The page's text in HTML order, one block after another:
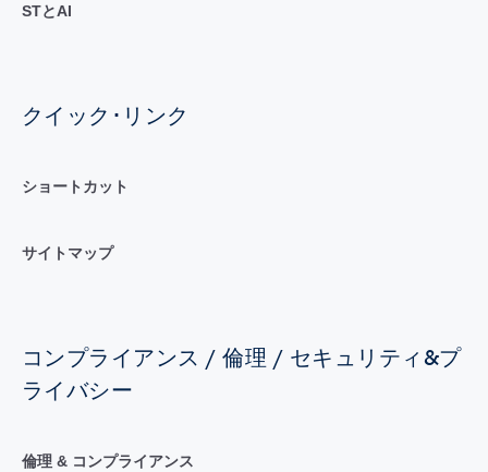
STとAI
クイック･リンク
ショートカット
サイトマップ
コンプライアンス / 倫理 / セキュリティ&プ
ライバシー
倫理 & コンプライアンス